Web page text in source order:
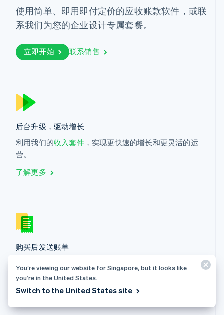
使用简单、即用即付定价的应收账款软件，或联
系我们为您的企业设计专属套餐。
立即开始 联系销售
后台升级，驱动增长
利用我们的收入套件，实现更快速的增长和更灵活的运
营。
了解更多
购买后发送账单
通过 Checkout 或 Payment Link 付款后提供交易凭证。
了解更多
日本
日本語 English
瑞典
瑞士
DeutschFrançais
English
泰国
ไทยEnglish
西班牙
新西兰
English
匈牙利
English
Italiano
印度
英国
You’re viewing our website for Singapore, but it looks like
you’re in the United States.
Switch to the United States site